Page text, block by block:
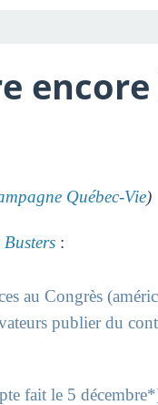
Québec-Vie)
Busters:
au Congrès
publier du
fait le 5